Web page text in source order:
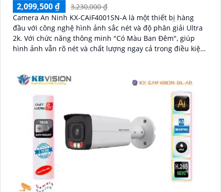
2,099,500 ₫
3,230,000 ₫
Camera An Ninh KX-CAiF4001SN-A là một thiết bị hàng
đầu với công nghệ hình ảnh sắc nét và độ phân giải Ultra
2k. Với chức năng thông minh "Có Màu Ban Đêm", giúp
hình ảnh vẫn rõ nét và chất lượng ngay cả trong điều kiện